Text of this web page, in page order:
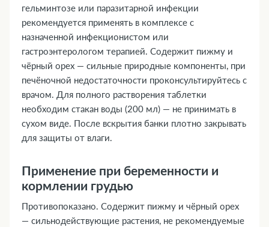
гельминтозе или паразитарной инфекции
рекомендуется применять в комплексе с
назначенной инфекционистом или
гастроэнтерологом терапией. Содержит пижму и
чёрный орех — сильные природные компоненты, при
печёночной недостаточности проконсультируйтесь с
врачом. Для полного растворения таблетки
необходим стакан воды (200 мл) — не принимать в
сухом виде. После вскрытия банки плотно закрывать
для защиты от влаги.
Применение при беременности и
кормлении грудью
Противопоказано. Содержит пижму и чёрный орех
— сильнодействующие растения, не рекомендуемые